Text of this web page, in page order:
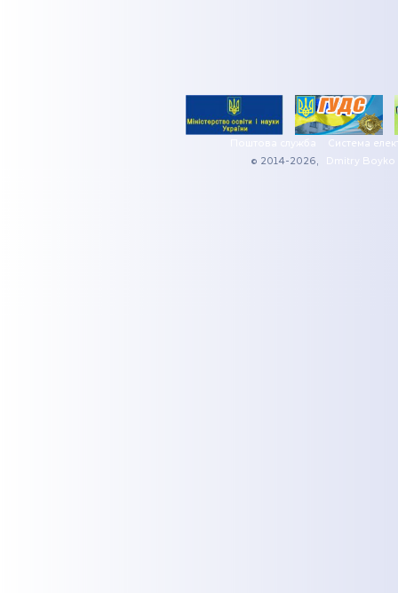
Поштова служба
Система
© 2014-2026,
Dmitry Boyko